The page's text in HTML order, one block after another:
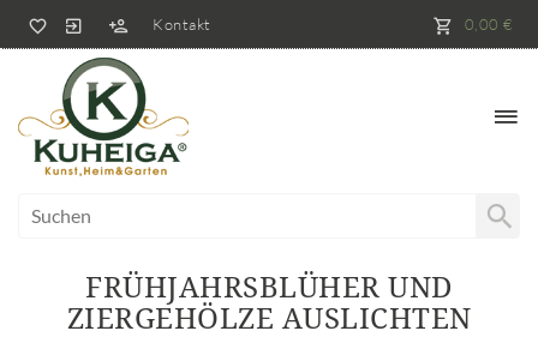
Kontakt 0,00 €
FRÜHJAHRSBLÜHER UND
ZIERGEHÖLZE AUSLICHTEN